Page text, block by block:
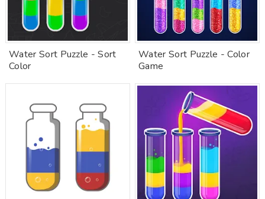
Water Sort Puzzle - Sort
Color
Water Sort Puzzle - Color
Game